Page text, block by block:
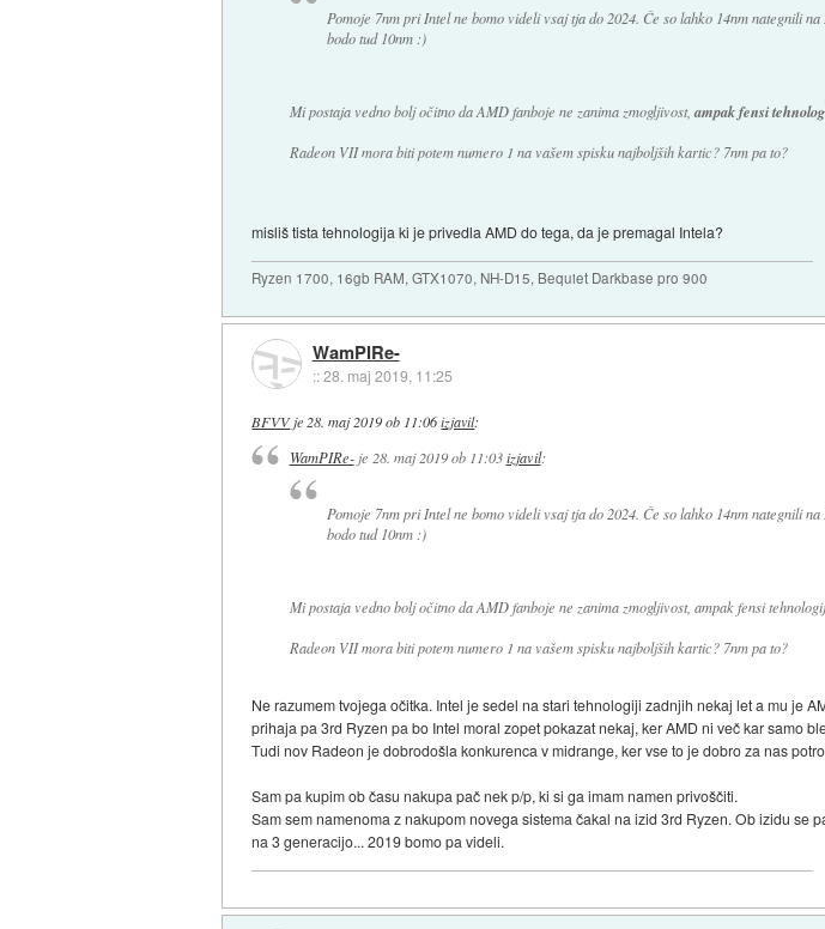
Pomoje 7nm pri Intel ne bomo videli vsaj tja do 2024. Če so lahko 14nm nategnili na
bodo tud 10nm :)
Mi postaja vedno bolj očitno da AMD fanboje ne zanima zmogljivost,ampak fensi
Radeon VII mora biti potem numero 1 na vašem spisku najboljših kartic? 7nm pa to?
misliš tista tehnologija ki je privedla AMD do tega, da je premagal Intela?
Ryzen 1700, 16gb RAM, GTX1070, NH-D15, Bequiet Darkbase pro 900
WamPIRe-
::28. maj 2019, 11:25
BFVVje 28. maj 2019 ob 11:06 izjavil:
WamPIRe-je 28. maj 2019 ob 11:03 izjavil:
Pomoje 7nm pri Intel ne bomo videli vsaj tja do 2024. Če so lahko 14nm nategnili na
bodo tud 10nm :)
Mi postaja vedno bolj očitno da AMD fanboje ne zanima zmogljivost, ampak fensi
Radeon VII mora biti potem numero 1 na vašem spisku najboljših kartic? 7nm pa to?
Ne razumem tvojega očitka. Intel je sedel na stari tehnologiji zadnjih nekaj let a mu je
prihaja pa 3rd Ryzen pa bo Intel moral zopet pokazat nekaj, ker AMD ni več kar samo
Tudi nov Radeon je dobrodošla konkurenca v midrange, ker vse to je dobro za nas
Sam pa kupim ob času nakupa pač nek p/p, ki si ga imam namen privoščiti.
Sam sem namenoma z nakupom novega sistema čakal na izid 3rd Ryzen. Ob izidu
na 3 generacijo... 2019 bomo pa videli.